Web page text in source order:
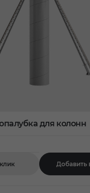
для колонн
Добавить